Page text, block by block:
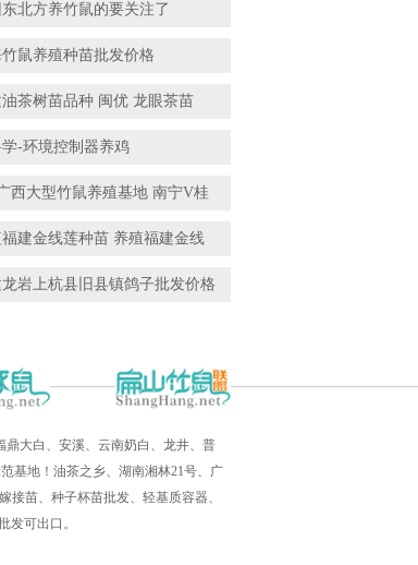
北方养竹鼠的要关注了
鼠养殖种苗批发价格
茶树苗品种 闽优 龙眼茶苗
学-环境控制器养鸡
西大型竹鼠养殖基地 南宁V桂
建金线莲种苗 养殖福建金线
岩上杭县旧县镇鸽子批发价格
鼎大白、安溪、云南奶白、龙井、普
基地！油茶之乡、湖南湘林21号、广
接苗、种子杯苗批发、轻基质容器、
发可出口。